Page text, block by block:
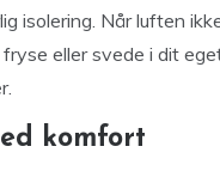
isolering. Når luften
eller svede i dit
komfort